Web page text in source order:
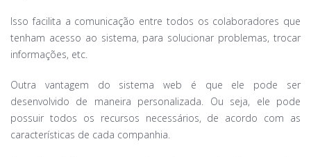
Isso facilita a comunicação entre todos os colaboradores que
tenham acesso ao sistema, para solucionar problemas, trocar
informações, etc.
Outra vantagem do sistema web é que ele pode ser
desenvolvido de maneira personalizada. Ou seja, ele pode
possuir todos os recursos necessários, de acordo com as
características de cada companhia.